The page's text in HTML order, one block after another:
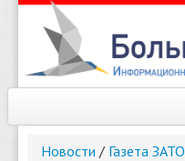
Новости / Газета ЗАТО